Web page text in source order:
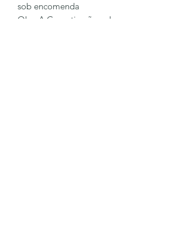
sob encomenda
Obs: A Garantia não cobre peças com